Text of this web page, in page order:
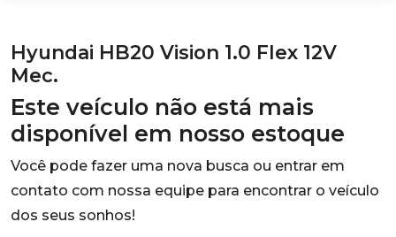
Hyundai HB20 Vision 1.0 Flex 12V
Mec.
Este veículo não está mais
disponível em nosso estoque
Você pode fazer uma nova busca ou entrar em
contato com nossa equipe para encontrar o veículo
dos seus sonhos!